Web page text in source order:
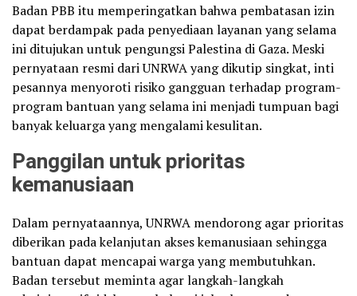
Badan PBB itu memperingatkan bahwa pembatasan izin
dapat berdampak pada penyediaan layanan yang selama
ini ditujukan untuk pengungsi Palestina di Gaza. Meski
pernyataan resmi dari UNRWA yang dikutip singkat, inti
pesannya menyoroti risiko gangguan terhadap program-
program bantuan yang selama ini menjadi tumpuan bagi
banyak keluarga yang mengalami kesulitan.
Panggilan untuk prioritas
kemanusiaan
Dalam pernyataannya, UNRWA mendorong agar prioritas
diberikan pada kelanjutan akses kemanusiaan sehingga
bantuan dapat mencapai warga yang membutuhkan.
Badan tersebut meminta agar langkah-langkah